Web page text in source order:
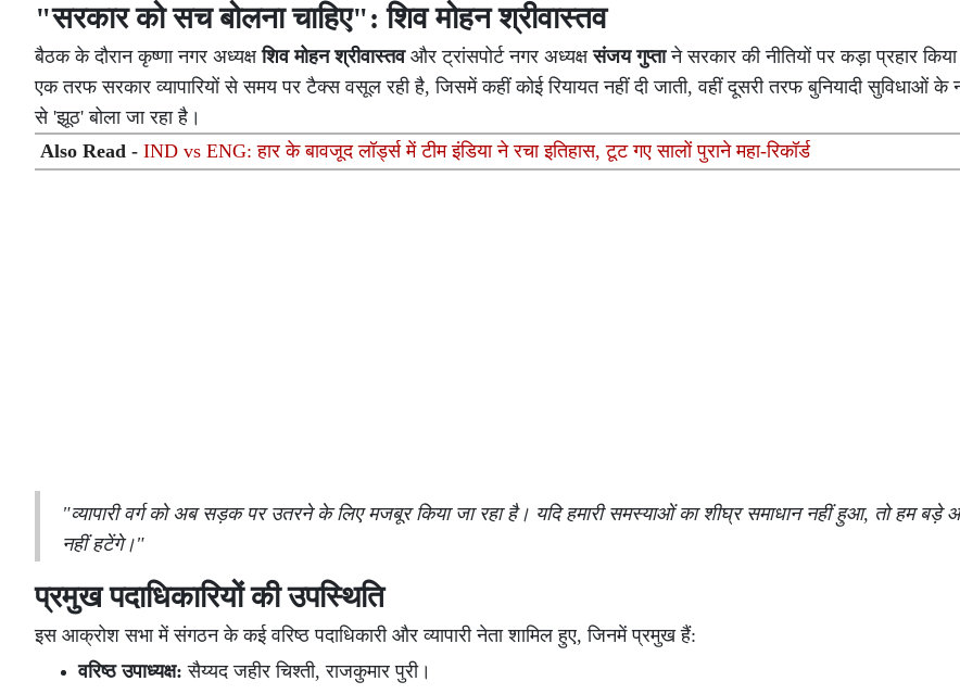
"सरकार को सच बोलना चाहिए": शिव मोहन श्रीवास्तव
बैठक के दौरान कृष्णा नगर अध्यक्षशिव मोहन श्रीवास्तवऔर ट्रांसपोर्ट नगर अध्यक्षसंजय गुप्ताने सरकार की नीतियों पर कड़ा प्रहार
एक तरफ सरकार व्यापारियों से समय पर टैक्स वसूल रही है, जिसमें कहीं कोई रियायत नहीं दी जाती, वहीं दूसरी तरफ बुनियादी सुविधाओं के
से 'झूठ' बोला जा रहा है।
Also Read - IND vs ENG: हार के बावजूद लॉर्ड्स में टीम इंडिया ने रचा इतिहास, टूट गए सालों पुराने महा-रिकॉर्ड
"व्यापारी वर्ग को अब सड़क पर उतरने के लिए मजबूर किया जा रहा है। यदि हमारी समस्याओं का शीघ्र समाधान नहीं हुआ, तो हम बड़े
नहीं हटेंगे।"
प्रमुख पदाधिकारियों की उपस्थिति
इस आक्रोश सभा में संगठन के कई वरिष्ठ पदाधिकारी और व्यापारी नेता शामिल हुए, जिनमें प्रमुख हैं:
वरिष्ठ उपाध्यक्ष: सैय्यद जहीर चिश्ती, राजकुमार पुरी।